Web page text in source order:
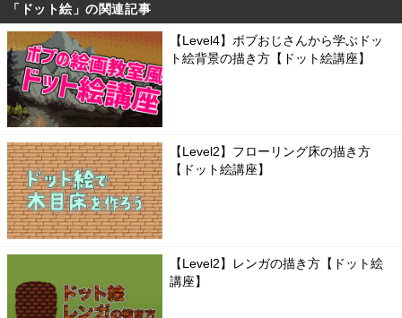
「ドット絵」の関連記事
【Level4】ボブおじさんから学ぶドッ
ト絵背景の描き方【ドット絵講座】
【Level2】フローリング床の描き方
【ドット絵講座】
【Level2】レンガの描き方【ドット絵
講座】